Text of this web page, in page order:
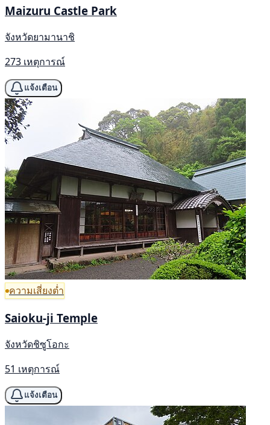
Maizuru Castle Park
จังหวัดยามานาชิ
273 เหตุการณ์
แจ้งเตือน
ความเสี่ยงต่ำ
Saioku-ji Temple
จังหวัดชิซูโอกะ
51 เหตุการณ์
แจ้งเตือน